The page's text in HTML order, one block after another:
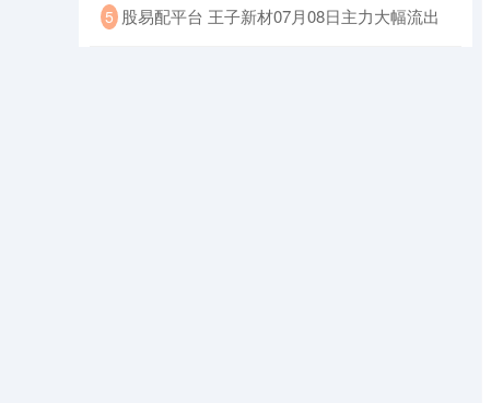
5 ​股易配平台 王子新材07月08日主力大幅流出